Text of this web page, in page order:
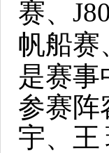
赛、
帆船赛
是赛事
参赛阵
宇、王